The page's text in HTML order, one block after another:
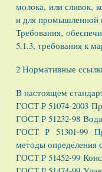
молока, или сливок,
и для промышленной
Требования,
5.1.3, требования к
2 Нормативные
В настоящем
ГОСТ Р 51074-2003
ГОСТ Р 51232-98
ГОСТ Р 51301-99
методы определения
ГОСТ Р 51452-99